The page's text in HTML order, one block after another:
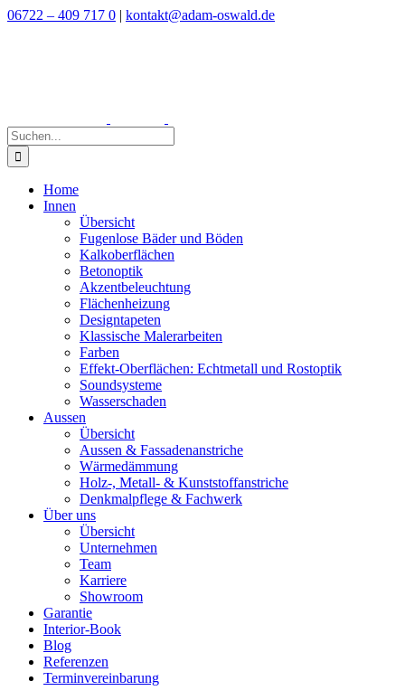
Zum
06722 – 409 717 0 | kontakt@adam-oswald.de
Suche
nach:
Home
Innen
Übersicht
Fugenlose Bäder und Böden
Kalkoberflächen
Betonoptik
Akzentbeleuchtung
Flächenheizung
Designtapeten
Klassische Malerarbeiten
Farben
Effekt-Oberflächen: Echtmetall und Rostoptik
Soundsysteme
Wasserschaden
Aussen
Übersicht
Aussen & Fassadenanstriche
Wärmedämmung
Holz-, Metall- & Kunststoffanstriche
Denkmalpflege & Fachwerk
Über uns
Übersicht
Unternehmen
Team
Karriere
Showroom
Garantie
Interior-Book
Blog
Referenzen
Terminvereinbarung